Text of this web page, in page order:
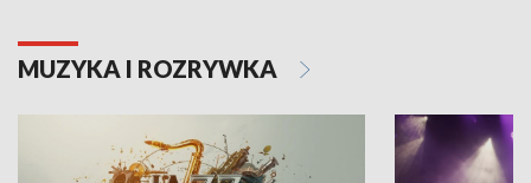
MUZYKA I ROZRYWKA